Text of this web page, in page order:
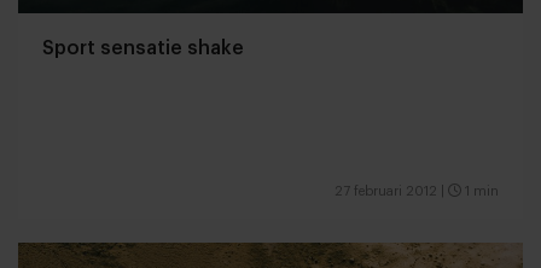
Sport sensatie shake
27 februari 2012 1 min